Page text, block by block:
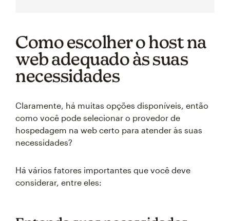
Como escolher o host na
web adequado às suas
necessidades
Claramente, há muitas opções disponíveis, então
como você pode selecionar o provedor de
hospedagem na web certo para atender às suas
necessidades?
Há vários fatores importantes que você deve
considerar, entre eles: